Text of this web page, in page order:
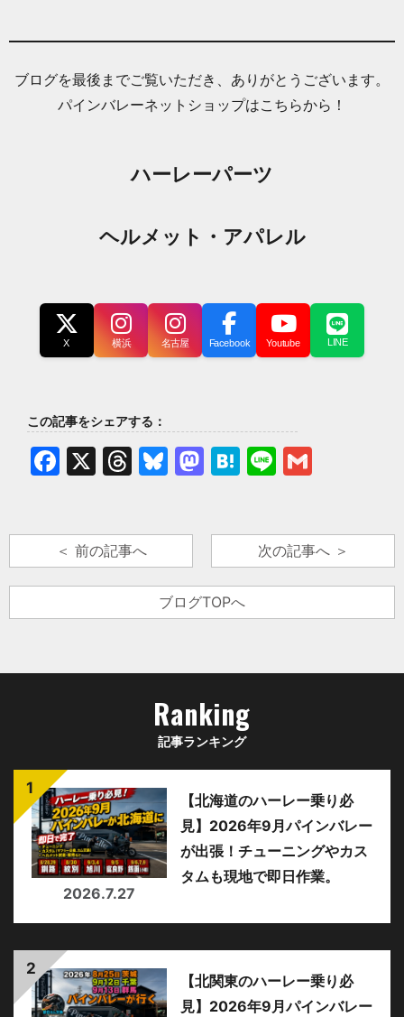
ブログを最後までご覧いただき、ありがとうございます。
パインバレーネットショップはこちらから！
ハーレーパーツ
ヘルメット・アパレル
X 横浜 名古屋 Facebook Youtube LINE
この記事をシェアする：
Facebook
X Threads
Bluesky
Mastodon
Hatena
Line
＜ 前の記事へ
ブログTOPへ
次の記事へ ＞
Ranking
記事ランキング
2026.7.27
【北海道のハーレー乗り必
見】2026年9月パインバレー
が出張！チューニングやカス
タムも現地で即日作業。
【北関東のハーレー乗り必
見】2026年9月パインバレー